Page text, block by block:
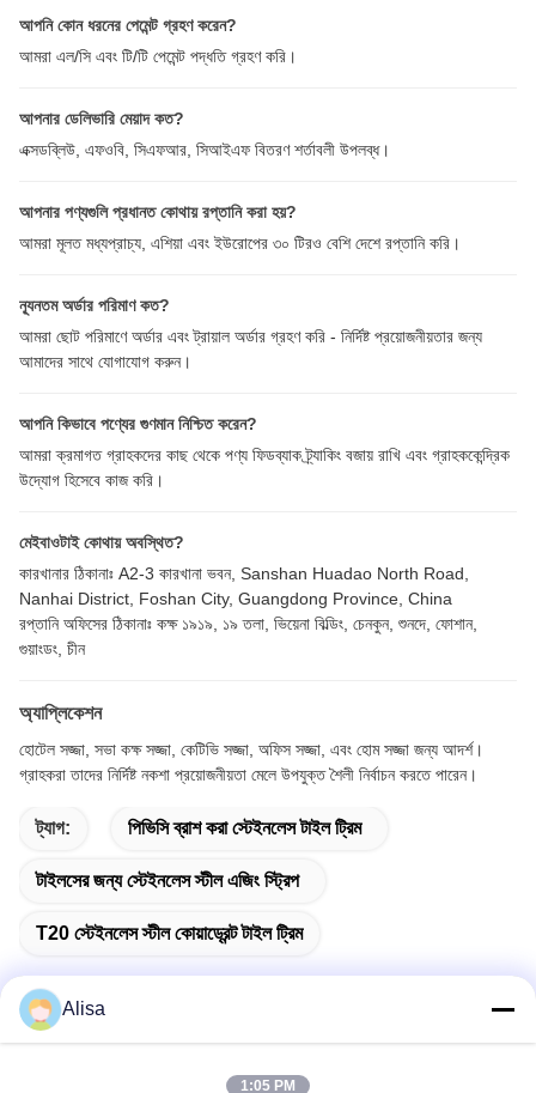
আপনি কোন ধরনের পেমেন্ট গ্রহণ করেন?
আমরা এল/সি এবং টি/টি পেমেন্ট পদ্ধতি গ্রহণ করি।
আপনার ডেলিভারি মেয়াদ কত?
এক্সডব্লিউ, এফওবি, সিএফআর, সিআইএফ বিতরণ শর্তাবলী উপলব্ধ।
আপনার পণ্যগুলি প্রধানত কোথায় রপ্তানি করা হয়?
আমরা মূলত মধ্যপ্রাচ্য, এশিয়া এবং ইউরোপের ৩০ টিরও বেশি দেশে রপ্তানি করি।
ন্যূনতম অর্ডার পরিমাণ কত?
আমরা ছোট পরিমাণে অর্ডার এবং ট্রায়াল অর্ডার গ্রহণ করি - নির্দিষ্ট প্রয়োজনীয়তার জন্য
আমাদের সাথে যোগাযোগ করুন।
আপনি কিভাবে পণ্যের গুণমান নিশ্চিত করেন?
আমরা ক্রমাগত গ্রাহকদের কাছ থেকে পণ্য ফিডব্যাক ট্র্যাকিং বজায় রাখি এবং গ্রাহককেন্দ্রিক
উদ্যোগ হিসেবে কাজ করি।
মেইবাওটাই কোথায় অবস্থিত?
কারখানার ঠিকানাঃ A2-3 কারখানা ভবন, Sanshan Huadao North Road,
Nanhai District, Foshan City, Guangdong Province, China
রপ্তানি অফিসের ঠিকানাঃ কক্ষ ১৯১৯, ১৯ তলা, ভিয়েনা বিল্ডিং, চেনকুন, শুনদে, ফোশান,
গুয়াংডং, চীন
অ্যাপ্লিকেশন
হোটেল সজ্জা, সভা কক্ষ সজ্জা, কেটিভি সজ্জা, অফিস সজ্জা, এবং হোম সজ্জা জন্য আদর্শ।
গ্রাহকরা তাদের নির্দিষ্ট নকশা প্রয়োজনীয়তা মেলে উপযুক্ত শৈলী নির্বাচন করতে পারেন।
ট্যাগ: পিভিসি ব্রাশ করা স্টেইনলেস টাইল ট্রিম
টাইলসের জন্য স্টেইনলেস স্টীল এজিং স্ট্রিপ
T20 স্টেইনলেস স্টীল কোয়াড্রেন্ট টাইল ট্রিম
Alisa
1:05 PM